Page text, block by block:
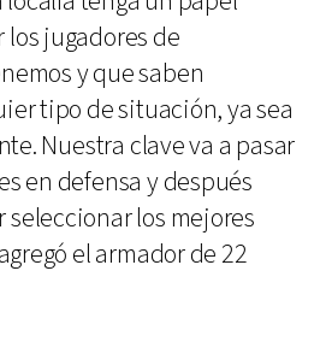
jugadores de
y que saben
tipo de situación, ya sea
Nuestra clave va a pasar
en defensa y después
los mejores
el armador de 22